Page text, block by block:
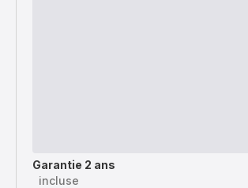
Garantie 2 ans
incluse